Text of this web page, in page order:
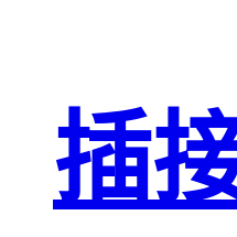
插